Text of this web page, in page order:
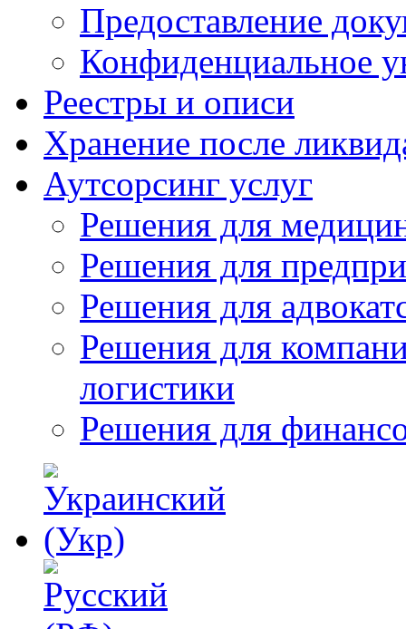
Предоставление
Конфиденциальное
Реестры и описи
Хранение после
Аутсорсинг услуг
Решения для
Решения для
Решения для
Решения для
логистики
Решения для